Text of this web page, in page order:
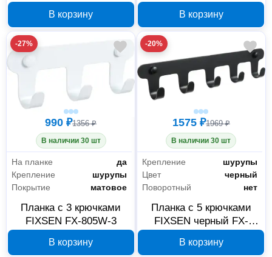
В корзину В корзину
-27%
990 ₽1356 ₽
В наличии 30 шт
На планке
да
Крепление
шурупы
Покрытие
матовое
Планка с 3 крючками
FIXSEN FX-805W-3
В корзину
-20%
1575 ₽1969 ₽
В наличии 30 шт
Крепление
шурупы
Цвет
черный
Поворотный
нет
Планка с 5 крючками
FIXSEN черный FX-
В корзину